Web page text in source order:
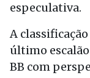
especulativa.
A
último
BB com